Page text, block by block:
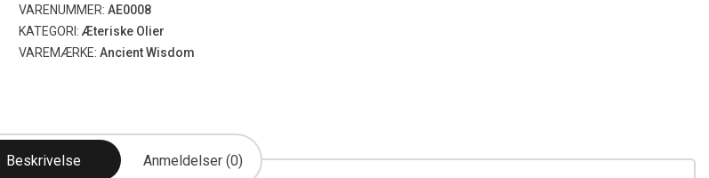
VARENUMMER: AE0008
KATEGORI: Æteriske Olier
VAREMÆRKE: Ancient Wisdom
Beskrivelse Anmeldelser (0)